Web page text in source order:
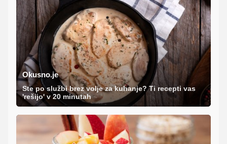
Okusno.je
Ste po službi brez volje za kuhanje? Ti recepti vas
'rešijo' v 20 minutah